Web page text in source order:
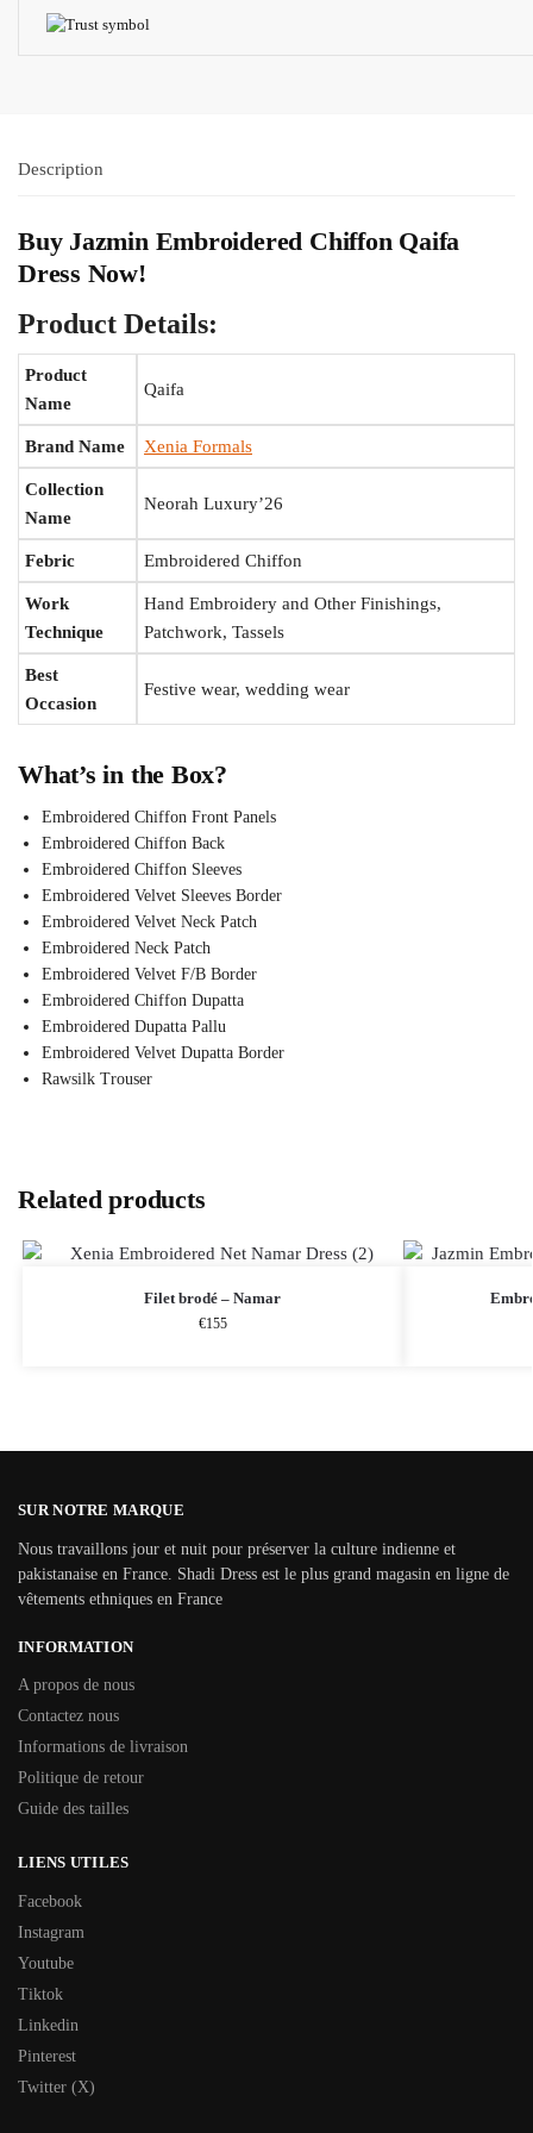
Description
Buy Jazmin Embroidered Chiffon Qaifa
Dress Now!
Product Details:
Product
Name
Qaifa
Brand Name Xenia Formals
Collection
Name
Neorah Luxury’26
Febric Embroidered Chiffon
Work
Technique
Hand Embroidery and Other Finishings,
Patchwork, Tassels
Best
Occasion
Festive wear, wedding wear
What’s in the Box?
Embroidered Chiffon Front Panels
Embroidered Chiffon Back
Embroidered Chiffon Sleeves
Embroidered Velvet Sleeves Border
Embroidered Velvet Neck Patch
Embroidered Neck Patch
Embroidered Velvet F/B Border
Embroidered Chiffon Dupatta
Embroidered Dupatta Pallu
Embroidered Velvet Dupatta Border
Rawsilk Trouser
Related products
Filet brodé – Namar
€155
SUR NOTRE MARQUE
Nous travaillons jour et nuit pour préserver la culture indienne et
pakistanaise en France. Shadi Dress est le plus grand magasin en ligne de
vêtements ethniques en France
INFORMATION
A propos de nous
Contactez nous
Informations de livraison
Politique de retour
Guide des tailles
LIENS UTILES
Facebook
Instagram
Youtube
Tiktok
Linkedin
Pinterest
Twitter (X)